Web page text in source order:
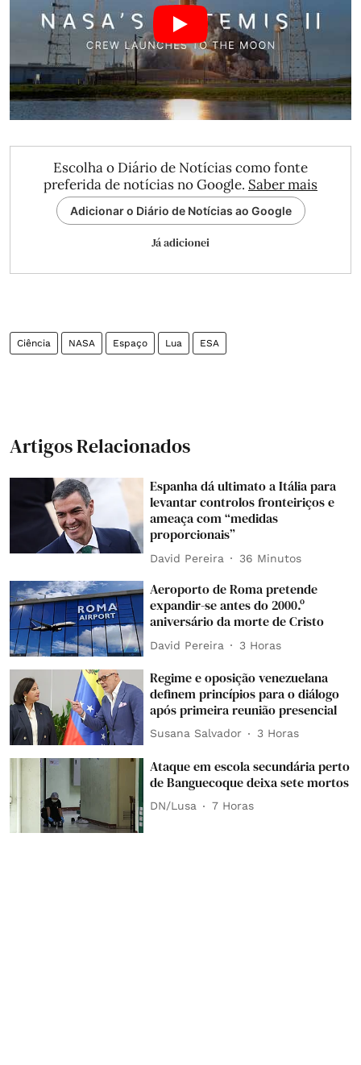
Escolha o Diário de Notícias como fonte
preferida de notícias no Google. Saber mais
Adicionar o Diário de Notícias ao Google
Já adicionei
Ciência NASA Espaço Lua ESA
Artigos Relacionados
Espanha dá ultimato a Itália para
levantar controlos fronteiriços e
ameaça com “medidas
proporcionais”
David Pereira 36 Minutos
Aeroporto de Roma pretende
expandir-se antes do 2000.º
aniversário da morte de Cristo
David Pereira 3 Horas
Regime e oposição venezuelana
definem princípios para o diálogo
após primeira reunião presencial
Susana Salvador 3 Horas
Ataque em escola secundária perto
de Banguecoque deixa sete mortos
DN/Lusa 7 Horas